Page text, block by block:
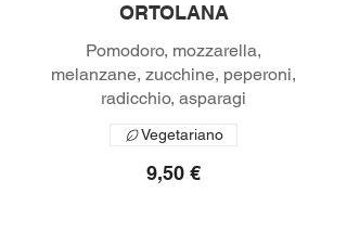
ORTOLANA
Pomodoro, mozzarella,
melanzane, zucchine, peperoni,
radicchio, asparagi
9,50 €
Vegetariano